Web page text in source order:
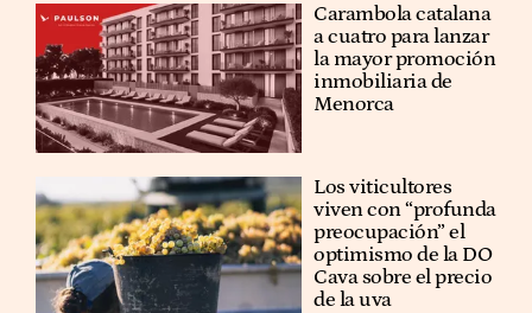
Carambola catalana
a cuatro para lanzar
la mayor promoción
inmobiliaria de
Menorca
Los viticultores
viven con “profunda
preocupación” el
optimismo de la DO
Cava sobre el precio
de la uva